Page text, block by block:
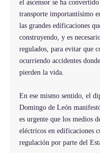
el ascensor se ha
transporte importantísimo
las grandes edificaciones
construyendo, y es
regulados, para evitar que
ocurriendo accidentes
pierden la vida.
En ese mismo sentido, el
Domingo de León
es urgente que los medios
eléctricos en edificaciones
regulación por parte del